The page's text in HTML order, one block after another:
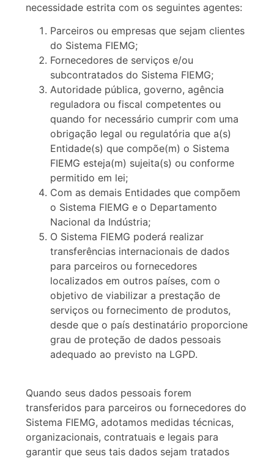
necessidade estrita com os seguintes agentes:
Parceiros ou empresas que sejam clientes
do Sistema FIEMG;
Fornecedores de serviços e/ou
subcontratados do Sistema FIEMG;
Autoridade pública, governo, agência
reguladora ou fiscal competentes ou
quando for necessário cumprir com uma
obrigação legal ou regulatória que a(s)
Entidade(s) que compõe(m) o Sistema
FIEMG esteja(m) sujeita(s) ou conforme
permitido em lei;
Com as demais Entidades que compõem
o Sistema FIEMG e o Departamento
Nacional da Indústria;
O Sistema FIEMG poderá realizar
transferências internacionais de dados
para parceiros ou fornecedores
localizados em outros países, com o
objetivo de viabilizar a prestação de
serviços ou fornecimento de produtos,
desde que o país destinatário proporcione
grau de proteção de dados pessoais
adequado ao previsto na LGPD.
Quando seus dados pessoais forem
transferidos para parceiros ou fornecedores do
Sistema FIEMG, adotamos medidas técnicas,
organizacionais, contratuais e legais para
garantir que seus tais dados sejam tratados